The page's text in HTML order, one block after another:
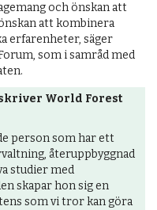
och önskan att
att kombinera
erfarenheter, säger
som i samråd med
World Forest
person som har ett
återuppbyggnad
studier med
skapar hon sig en
som vi tror kan göra